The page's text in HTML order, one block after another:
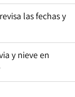
las fechas y
y nieve en